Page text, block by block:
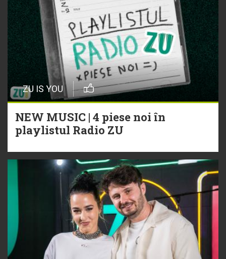
ZU IS YOU
NEW MUSIC | 4 piese noi în
playlistul Radio ZU